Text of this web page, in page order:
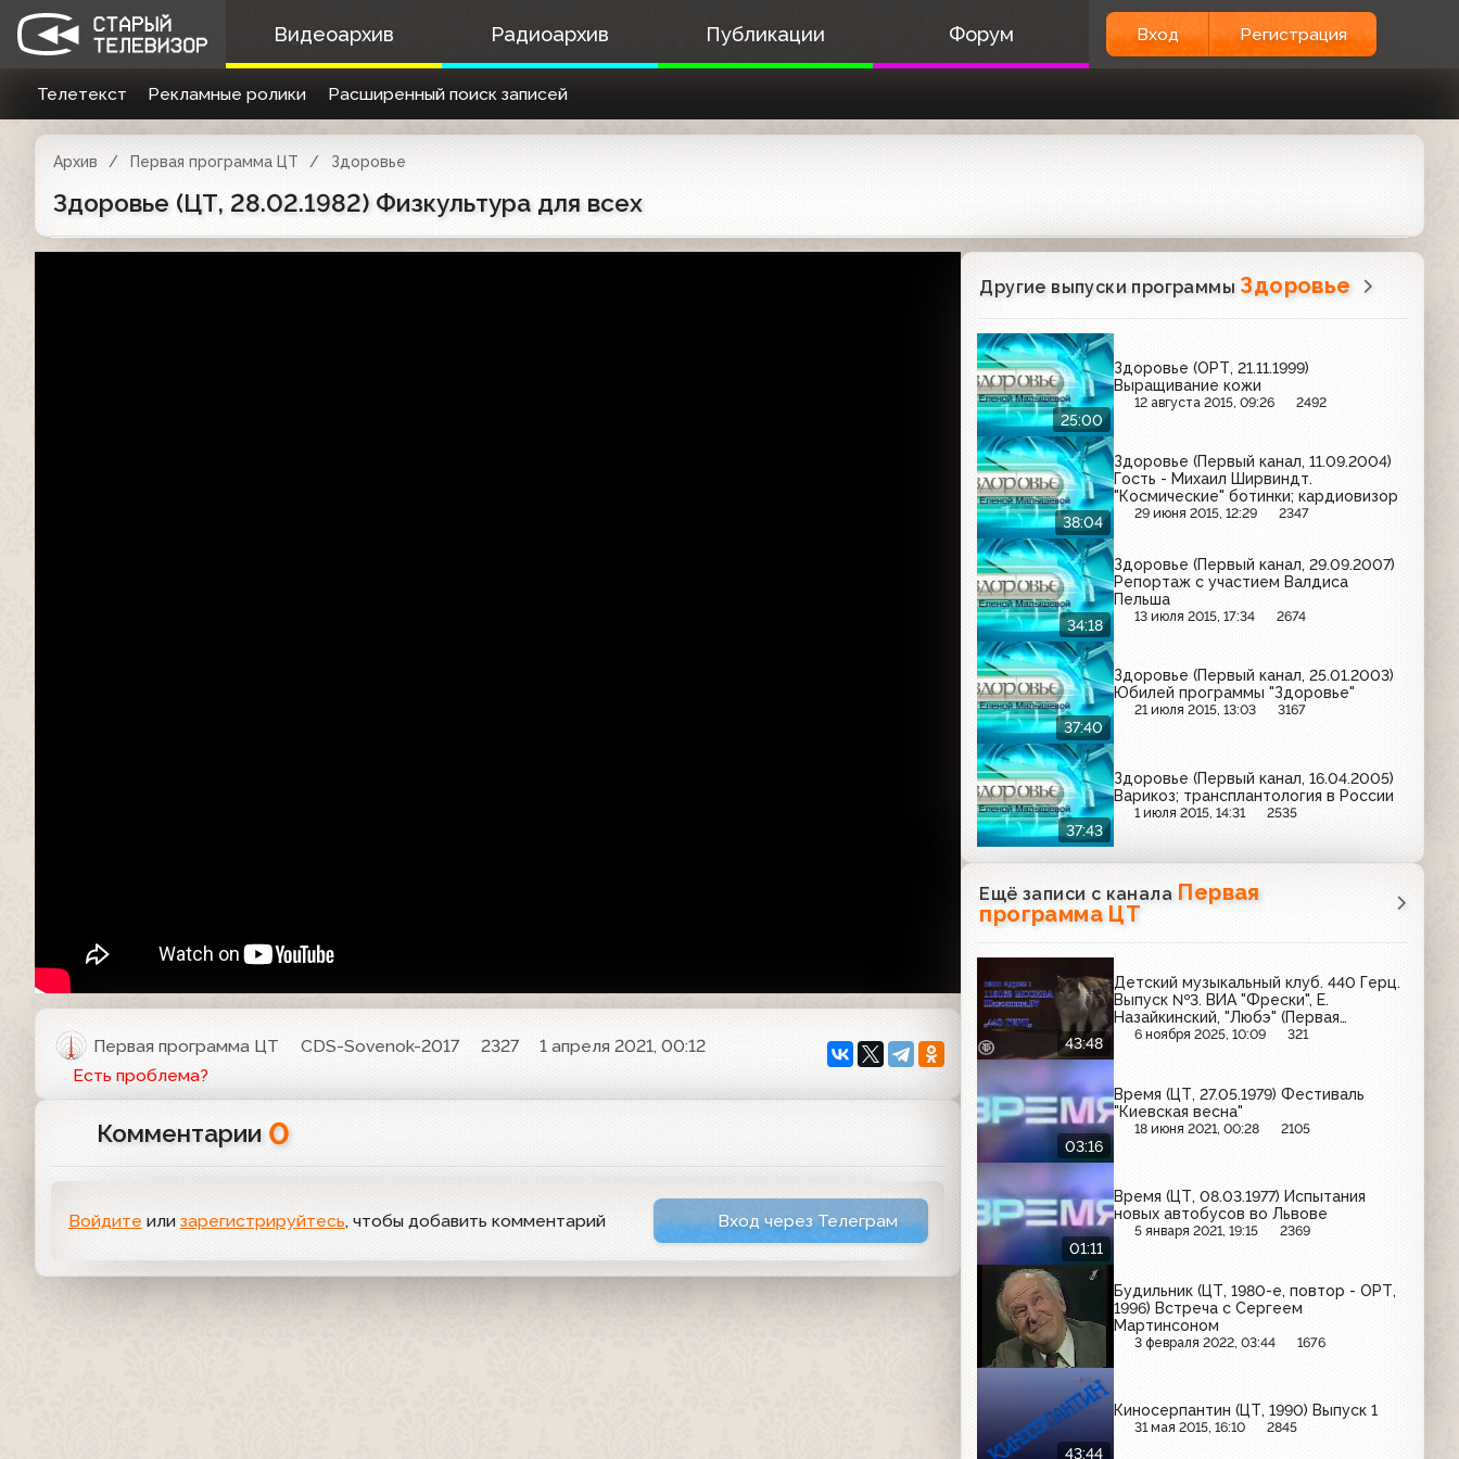
Видеоархив Радиоархив Публикации Форум Вход Регистрация
Телетекст Рекламные ролики Расширенный поиск записей
Архив Первая программа ЦТ Здоровье
Здоровье (ЦТ, 28.02.1982) Физкультура для всех
Первая программа ЦТ CDS-Sovenok-2017 2327
1 апреля 2021, 00:12
Есть проблема?
Комментарии 0
Войдите или зарегистрируйтесь, чтобы добавить комментарий Вход через Телеграм
Другие выпуски программы Здоровье
25:00
Здоровье (ОРТ, 21.11.1999)
Выращивание кожи
12 августа 2015, 09:26 2492
38:04
Здоровье (Первый канал, 11.09.2004)
Гость - Михаил Ширвиндт.
"Космические" ботинки; кардиовизор
29 июня 2015, 12:29 2347
34:18
Здоровье (Первый канал, 29.09.2007)
Репортаж с участием Валдиса
Пельша
13 июля 2015, 17:34 2674
37:40
Здоровье (Первый канал, 25.01.2003)
Юбилей программы "Здоровье"
21 июля 2015, 13:03 3167
37:43
Здоровье (Первый канал, 16.04.2005)
Варикоз; трансплантология в России
1 июля 2015, 14:31 2535
Ещё записи с канала Первая
программа ЦТ
43:48
Детский музыкальный клуб. 440 Герц.
Выпуск №3. ВИА "Фрески", Е.
Назайкинский, "Любэ" (Первая
программа ЦТ, 1991)
6 ноября 2025, 10:09 321
03:16
Время (ЦТ, 27.05.1979) Фестиваль
"Киевская весна"
18 июня 2021, 00:28 2105
01:11
Время (ЦТ, 08.03.1977) Испытания
новых автобусов во Львове
5 января 2021, 19:15 2369
Будильник (ЦТ, 1980-е, повтор - ОРТ,
1996) Встреча с Сергеем
Мартинсоном
3 февраля 2022, 03:44 1676
43:44
Киносерпантин (ЦТ, 1990) Выпуск 1
31 мая 2015, 16:10 2845